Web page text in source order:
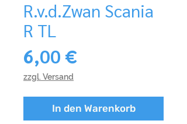
R.v.d.Zwan Scania
R TL
6,00 €Preis
zzgl. Versand
In den Warenkorb